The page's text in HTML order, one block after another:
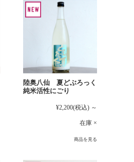
陸奥八仙 夏どぶろっく
純米活性にごり
¥2,200(税込) ～
在庫 ×
商品を見る